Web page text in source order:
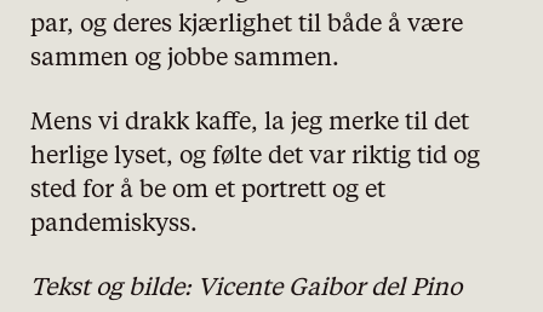
par, og deres kjærlighet til både å være
sammen og jobbe sammen.
Mens vi drakk kaffe, la jeg merke til det
herlige lyset, og følte det var riktig tid og
sted for å be om et portrett og et
pandemiskyss.
Tekst og bilde: Vicente Gaibor del Pino